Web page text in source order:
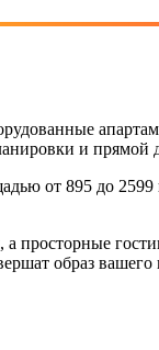
и прямой
от 895 до
просторные
образ вашего